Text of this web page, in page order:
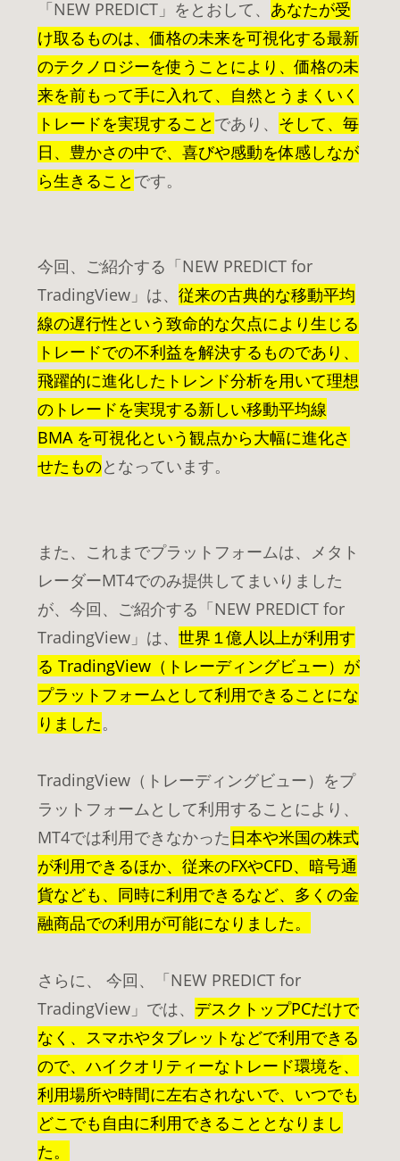
「NEW PREDICT」をとおして、 あなたが受
け取るものは、価格の未来を可視化する最新
のテクノロジーを使うことにより、価格の未
来を前もって手に入れて、自然とうまくいく
トレードを実現すること であり、 そして、毎
日、豊かさの中で、喜びや感動を体感しなが
ら生きること です。
今回、ご紹介する「NEW PREDICT for
TradingView」は、 従来の古典的な移動平均
線の遅行性という致命的な欠点により生じる
トレードでの不利益を解決するものであり 、
飛躍的に進化したトレンド分析を用いて理想
のトレードを実現する新しい移動平均線
BMA を可視化という観点から大幅に進化さ
せたものとなっています。
また、これまでプラットフォームは、メタト
レーダーMT4でのみ提供してまいりました
が、今回、ご紹介する「NEW PREDICT for
TradingView」は、 世界１億人以上が利用す
る TradingView（トレーディングビュー）が
プラットフォームとして利用できることにな
りました。
TradingView（トレーディングビュー）をプ
ラットフォームとして利用することにより、
MT4では利用できなかった日本や米国の株式
が利用できるほか、従来のFXやCFD、暗号通
貨なども、 同時に利用できるなど、多くの金
融商品での利用が可能になりました。
さらに、 今回、「NEW PREDICT for
TradingView」では、 デスクトップPCだけで
なく、スマホやタブレットなどで利用できる
ので、 ハイクオリティーなトレード環境を、
利用場所や時間に左右されないで、いつでも
どこでも自由に利用できることとなりまし
た。